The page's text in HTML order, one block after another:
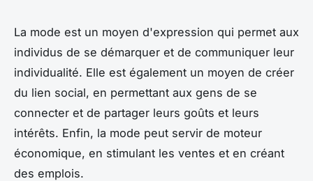
La mode est un moyen d'expression qui permet aux
individus de se démarquer et de communiquer leur
individualité. Elle est également un moyen de créer
du lien social, en permettant aux gens de se
connecter et de partager leurs goûts et leurs
intérêts. Enfin, la mode peut servir de moteur
économique, en stimulant les ventes et en créant
des emplois.